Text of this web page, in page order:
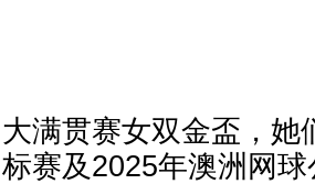
大满贯赛女双金盃，她
标赛及2025年澳洲网球